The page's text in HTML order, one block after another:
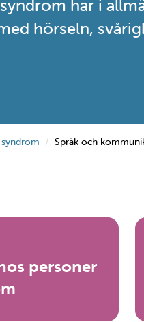
har i
hörseln,
Språk och
personer